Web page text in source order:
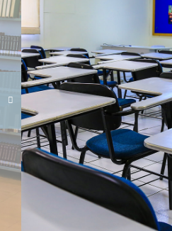
Carregando